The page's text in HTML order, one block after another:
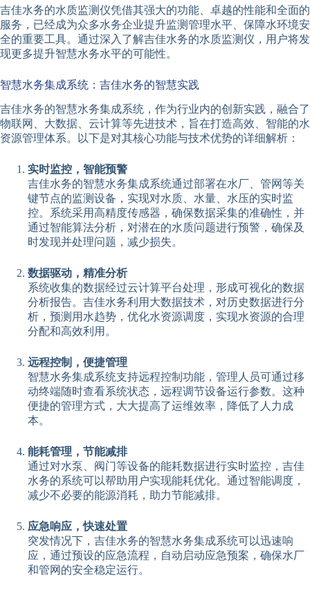
吉佳水务的水质监测仪凭借其强大的功能、卓越的性能和全面的
服务，已经成为众多水务企业提升监测管理水平、保障水环境安
全的重要工具。通过深入了解吉佳水务的水质监测仪，用户将发
现更多提升智慧水务水平的可能性。
智慧水务集成系统：吉佳水务的智慧实践
吉佳水务的智慧水务集成系统，作为行业内的创新实践，融合了
物联网、大数据、云计算等先进技术，旨在打造高效、智能的水
资源管理体系。以下是对其核心功能与技术优势的详细解析：
实时监控，智能预警
吉佳水务的智慧水务集成系统通过部署在水厂、管网等关
键节点的监测设备，实现对水质、水量、水压的实时监
控。系统采用高精度传感器，确保数据采集的准确性，并
通过智能算法分析，对潜在的水质问题进行预警，确保及
时发现并处理问题，减少损失。
数据驱动，精准分析
系统收集的数据经过云计算平台处理，形成可视化的数据
分析报告。吉佳水务利用大数据技术，对历史数据进行分
析，预测用水趋势，优化水资源调度，实现水资源的合理
分配和高效利用。
远程控制，便捷管理
智慧水务集成系统支持远程控制功能，管理人员可通过移
动终端随时查看系统状态，远程调节设备运行参数。这种
便捷的管理方式，大大提高了运维效率，降低了人力成
本。
能耗管理，节能减排
通过对水泵、阀门等设备的能耗数据进行实时监控，吉佳
水务的系统可以帮助用户实现能耗优化。通过智能调度，
减少不必要的能源消耗，助力节能减排。
应急响应，快速处置
突发情况下，吉佳水务的智慧水务集成系统可以迅速响
应，通过预设的应急流程，自动启动应急预案，确保水厂
和管网的安全稳定运行。